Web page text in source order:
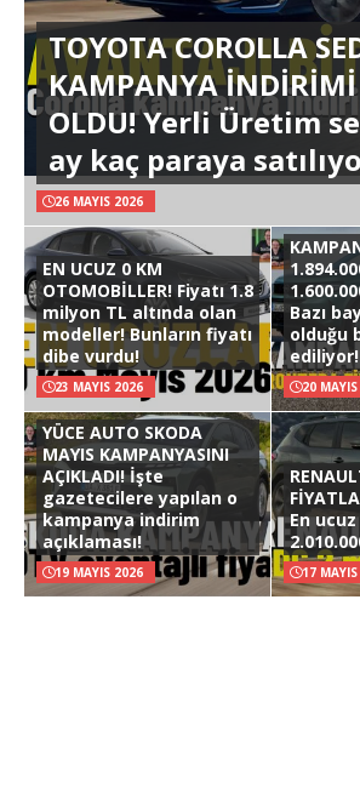
TOYOTA COROLLA
KAMPANYA İNDİRİMİ
OLDU! Yerli Üretim
ay kaç paraya
26 MAYIS 2026
EN UCUZ 0 KM
OTOMOBİLLER! Fiyatı 1.8
milyon TL altında olan
modeller! Bunların fiyatı
dibe vurdu!
23 MAYIS 2026
Bazı
olduğu
ediliyor!
20
YÜCE AUTO SKODA
MAYIS KAMPANYASINI
AÇIKLADI! İşte
gazetecilere yapılan o
kampanya indirim
açıklaması!
19 MAYIS 2026
En
17